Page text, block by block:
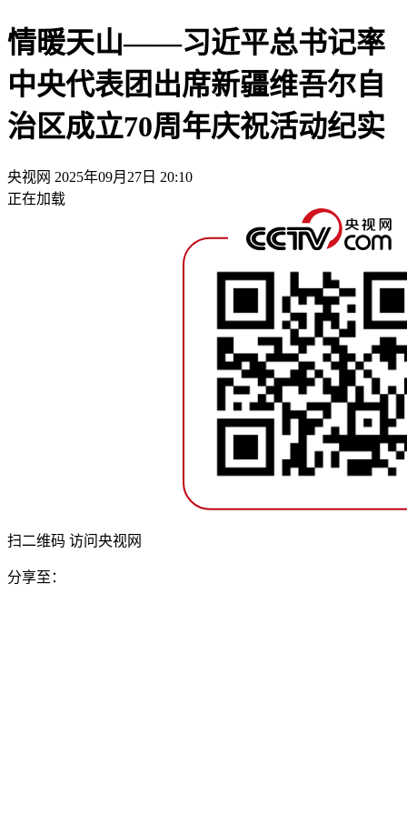
情暖天山——习近平总书记率
中央代表团出席新疆维吾尔自
治区成立70周年庆祝活动纪实
央视网 2025年09月27日 20:10
正在加载
扫二维码 访问央视网
分享至：